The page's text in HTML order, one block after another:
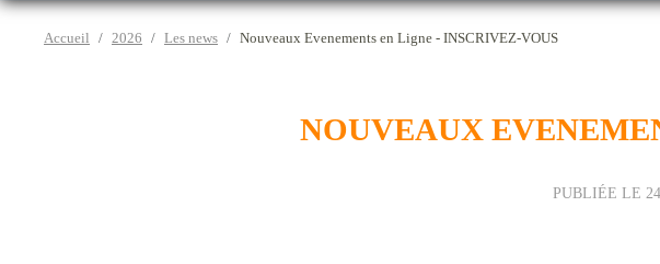
Accueil 2026 Les news Nouveaux Evenements en Ligne - INSCRIVEZ-VOUS
NOUVEAUX
PUBLIÉE LE